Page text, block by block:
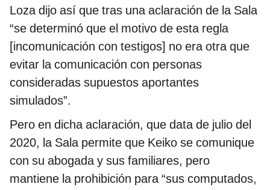
Loza dijo así que tras una aclaración de la Sala
“se determinó que el motivo de esta regla
[incomunicación con testigos] no era otra que
evitar la comunicación con personas
consideradas supuestos aportantes
simulados”.
Pero en dicha aclaración, que data de julio del
2020, la Sala permite que Keiko se comunique
con su abogada y sus familiares, pero
mantiene la prohibición para “sus computados,